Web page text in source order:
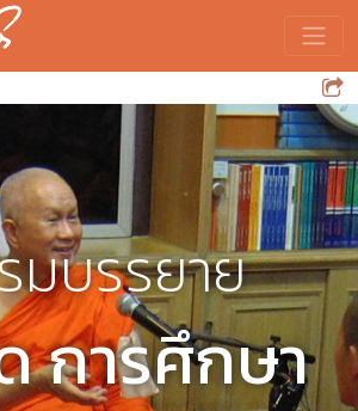
มบรรยาย
การศึกษา